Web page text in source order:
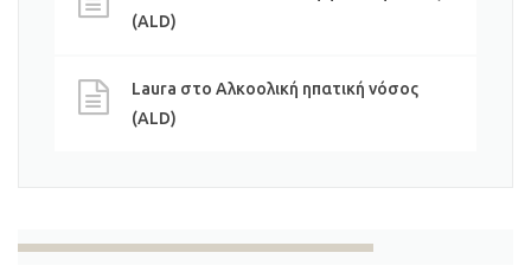
(ALD)
Laura στο Αλκοολική ηπατική νόσος
(ALD)